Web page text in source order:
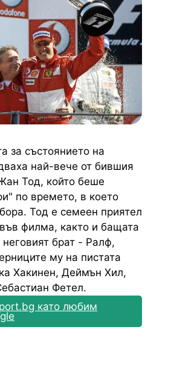
за състоянието на
най-вече от бившия
Тод, който беше
по времето, в което
Тод е семеен приятел
филма, както и бащата
брат - Ралф,
му на пистата
Хакинен, Деймън Хил,
Фетел.
като любим